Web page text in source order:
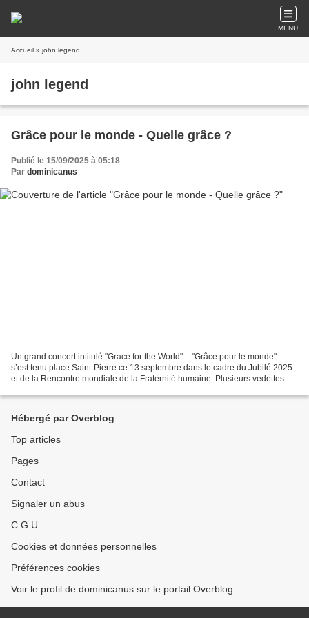
MENU
Accueil » john legend
john legend
Grâce pour le monde - Quelle grâce ?
Publié le 15/09/2025 à 05:18
Par dominicanus
Un grand concert intitulé "Grace for the World" – "Grâce pour le monde" –
s’est tenu place Saint-Pierre ce 13 septembre dans le cadre du Jubilé 2025
et de la Rencontre mondiale de la Fraternité humaine. Plusieurs vedettes
Hébergé par Overblog
Top articles
Pages
Contact
Signaler un abus
C.G.U.
Cookies et données personnelles
Préférences cookies
Voir le profil de dominicanus sur le portail Overblog